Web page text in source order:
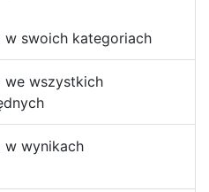
w swoich kategoriach
we wszystkich
w wynikach